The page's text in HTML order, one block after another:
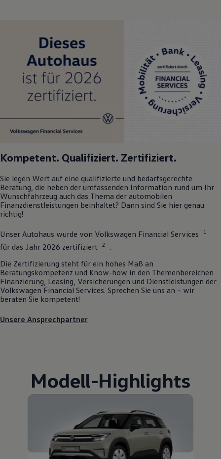
Kompetent. Qualifiziert. Zertifiziert.
Sie legen Wert auf eine qualifizierte und bedarfsgerechte
Beratung, die neben der umfassenden Information rund um Ihr
Wunschfahrzeug auch das Thema der automobilen
Finanzdienstleistungen beinhaltet? Dann sind Sie hier genau
richtig!
Unser Autohaus wurde von Volkswagen Financial Services 1
für das Jahr 2026 zertifiziert 2
.
Die Zertifizierung steht für ein hohes Maß an
Beratungskompetenz und Know-how in den Themenbereichen
Finanzierung, Leasing, Versicherungen und Dienstleistungen der
Volkswagen Financial Services. Sprechen Sie uns an – wir
beraten Sie kompetent!
Unsere Ansprechpartner
Modell-Highlights